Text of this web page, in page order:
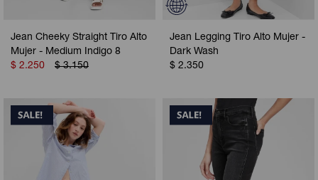
Jean Cheeky Straight Tiro Alto
Mujer - Medium Indigo 8
$ 2.250 $ 3.150
Jean Legging Tiro Alto Mujer -
Dark Wash
$ 2.350